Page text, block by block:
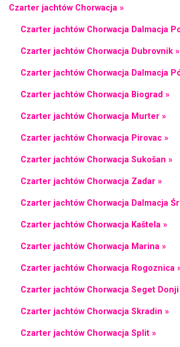
Czarter jachtów Chorwacja »
Czarter jachtów Chorwacja Dalmacja
Czarter jachtów Chorwacja Dubrovnik »
Czarter jachtów Chorwacja Dalmacja
Czarter jachtów Chorwacja Biograd »
Czarter jachtów Chorwacja Murter »
Czarter jachtów Chorwacja Pirovac »
Czarter jachtów Chorwacja Sukošan »
Czarter jachtów Chorwacja Zadar »
Czarter jachtów Chorwacja Dalmacja
Czarter jachtów Chorwacja Kaštela »
Czarter jachtów Chorwacja Marina »
Czarter jachtów Chorwacja Rogoznica
Czarter jachtów Chorwacja Seget Donji
Czarter jachtów Chorwacja Skradin »
Czarter jachtów Chorwacja Split »